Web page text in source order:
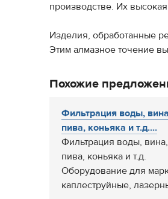
производстве. Их
Изделия, обработанные
Этим алмазное точение
Похожие
Фильтрация воды,
пива, коньяка и т.д....
Фильтрация воды,
пива, коньяка и т.д.
Оборудование для
каплеструйные,